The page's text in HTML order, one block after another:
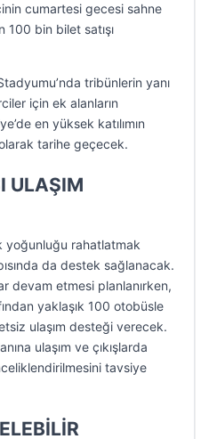
cumartesi gecesi sahne
100 bin bilet satışı
tribünlerin yanı
için ek alanların
en yüksek katılımın
tarihe geçecek.
ULAŞIM
yoğunluğu rahatlatmak
da destek sağlanacak.
devam etmesi planlanırken,
yaklaşık 100 otobüsle
ulaşım desteği verecek.
ulaşım ve çıkışlarda
tavsiye